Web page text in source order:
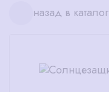
назад в каталог